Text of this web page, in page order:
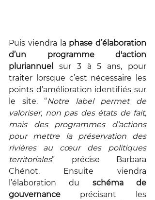
Puis viendra la phase d’élaboration
d’un programme d'action
pluriannuel sur 3 à 5 ans, pour
traiter lorsque c’est nécessaire les
points d’amélioration identifiés sur
le site. “Notre label permet de
valoriser, non pas des états de fait,
mais des programmes d’actions
pour mettre la préservation des
rivières au cœur des politiques
territoriales” précise Barbara
Chénot. Ensuite viendra
l’élaboration du schéma de
gouvernance précisant les